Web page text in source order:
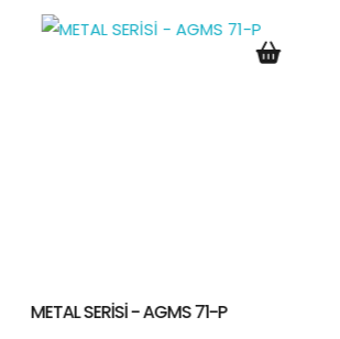
SPIDER GRUP - SGM 1016-D